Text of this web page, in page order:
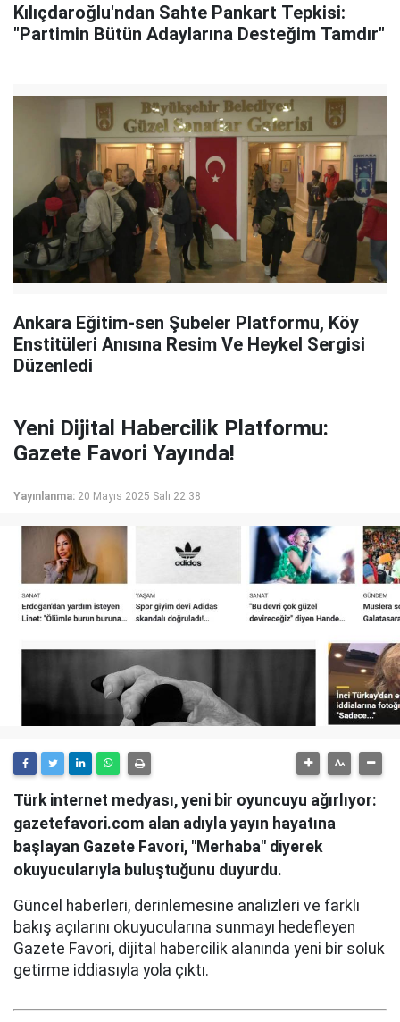
Kılıçdaroğlu'ndan Sahte Pankart Tepkisi:
"Partimin Bütün Adaylarına Desteğim Tamdır"
Ankara Eğitim-sen Şubeler Platformu, Köy
Enstitüleri Anısına Resim Ve Heykel Sergisi
Düzenledi
Yeni Dijital Habercilik Platformu:
Gazete Favori Yayında!
Yayınlanma: 20 Mayıs 2025 Salı 22:38
Türk internet medyası, yeni bir oyuncuyu ağırlıyor:
gazetefavori.com alan adıyla yayın hayatına
başlayan Gazete Favori, "Merhaba" diyerek
okuyucularıyla buluştuğunu duyurdu.
Güncel haberleri, derinlemesine analizleri ve farklı
bakış açılarını okuyucularına sunmayı hedefleyen
Gazete Favori, dijital habercilik alanında yeni bir soluk
getirme iddiasıyla yola çıktı.